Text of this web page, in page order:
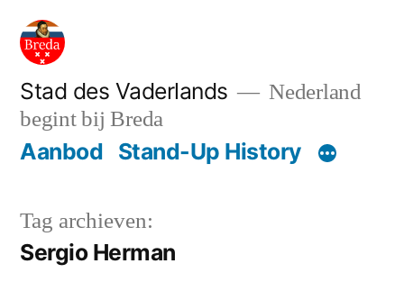
naar
inhoud
Stad des Vaderlands
Nederland
begint bij Breda
Aanbod Stand-Up History
Tag archieven:
Sergio Herman